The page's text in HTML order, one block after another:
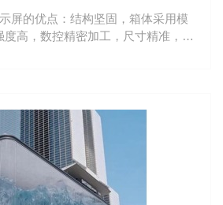
高，数控精密加工，尺寸精准，一